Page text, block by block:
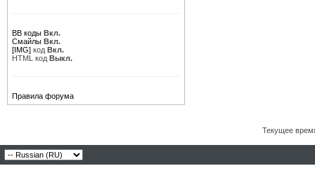
BB коды Вкл.
Смайлы Вкл.
[IMG] код Вкл.
HTML код Выкл.
Правила форума
Текущее